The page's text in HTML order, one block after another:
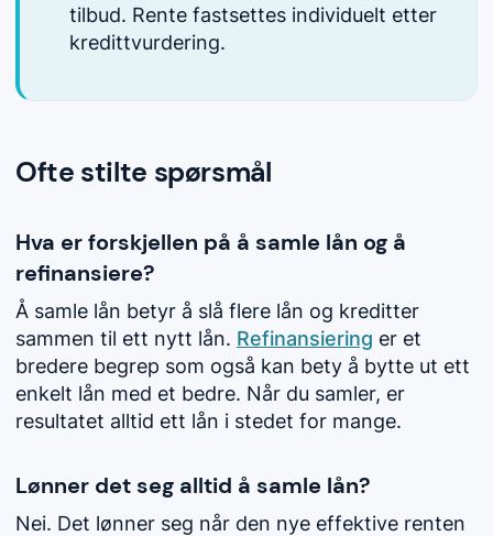
tilbud. Rente fastsettes individuelt etter
kredittvurdering.
Ofte stilte spørsmål
Hva er forskjellen på å samle lån og å
refinansiere?
Å samle lån betyr å slå flere lån og kreditter
sammen til ett nytt lån. Refinansiering er et
bredere begrep som også kan bety å bytte ut ett
enkelt lån med et bedre. Når du samler, er
resultatet alltid ett lån i stedet for mange.
Lønner det seg alltid å samle lån?
Nei. Det lønner seg når den nye effektive renten